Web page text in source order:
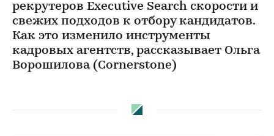
рекрутеров Executive Search скорости и
свежих подходов к отбору кандидатов.
Как это изменило инструменты
кадровых агентств, рассказывает Ольга
Ворошилова (Cornerstone)